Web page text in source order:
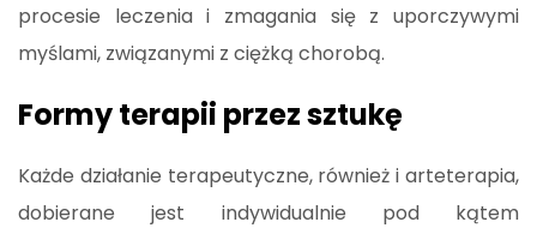
procesie leczenia i zmagania się z uporczywymi
myślami, związanymi z ciężką chorobą.
Formy terapii przez sztukę
Każde działanie terapeutyczne, również i arteterapia,
dobierane jest indywidualnie pod kątem